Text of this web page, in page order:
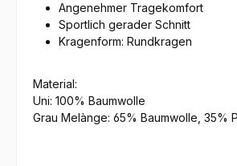
Angenehmer Tragekomfort
Sportlich gerader Schnitt
Kragenform: Rundkragen
Material:
Uni: 100% Baumwolle
Grau Melànge: 65% Baumwolle, 35%